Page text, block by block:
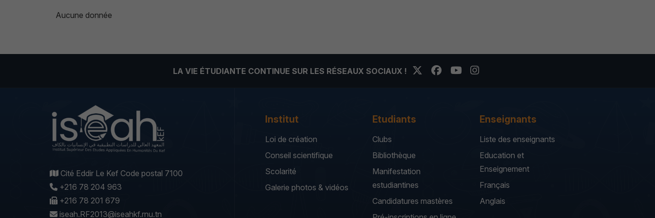
Aucune donnée
LA VIE ÉTUDIANTE CONTINUE SUR LES RÉSEAUX SOCIAUX !
Cité Eddir Le Kef Code postal 7100
+216 78 204 963
+216 78 201 679
iseah.RF2013@iseahkf.rnu.tn
Institut
Loi de création
Conseil scientifique
Scolarité
Galerie photos & vidéos
Etudiants
Clubs
Bibliothèque
Manifestation
estudiantines
Candidatures mastères
Enseignants
Liste des enseignants
Education et
Enseignement
Français
Anglais